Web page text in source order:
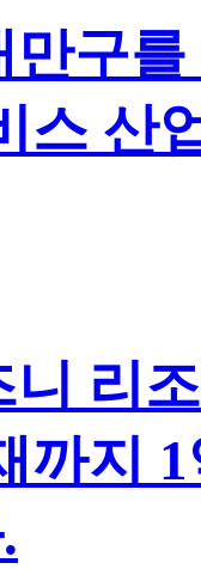
만구
스 산
리
까지